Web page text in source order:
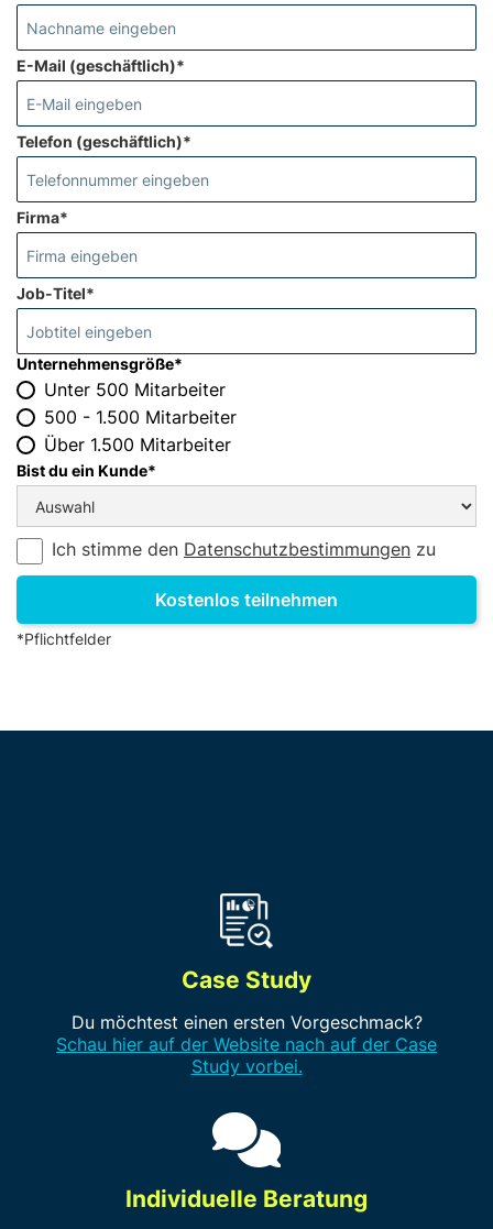
E-Mail (geschäftlich)*
Telefon (geschäftlich)*
Firma*
Job-Titel*
Unternehmensgröße*
Unter 500 Mitarbeiter
500 - 1.500 Mitarbeiter
Über 1.500 Mitarbeiter
Bist du ein Kunde*
Ich stimme den Datenschutzbestimmungen zu
*Pflichtfelder
Case Study
Du möchtest einen ersten Vorgeschmack?
Schau hier auf der Website nach auf der Case
Study vorbei.
Individuelle Beratung